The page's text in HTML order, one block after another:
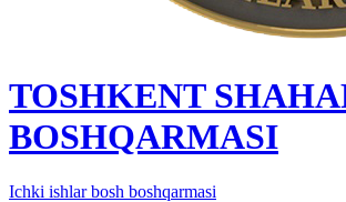
TOSHKENT
BOSHQARMASI
Ichki ishlar bosh boshqarmasi